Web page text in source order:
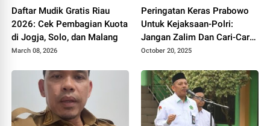
Daftar Mudik Gratis Riau
2026: Cek Pembagian Kuota
di Jogja, Solo, dan Malang
March 08, 2026
Peringatan Keras Prabowo
Untuk Kejaksaan-Polri:
Jangan Zalim Dan Cari-Cari
Perkara Rakyak Kecil!
October 20, 2025